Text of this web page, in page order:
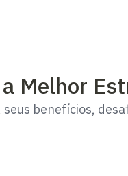
Melhor
benefícios,